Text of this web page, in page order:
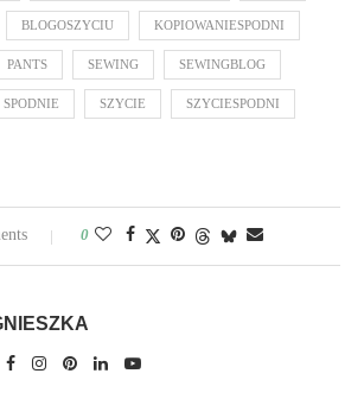
BLOGOSZYCIU KOPIOWANIESPODNI
PANTS SEWING SEWINGBLOG
SPODNIE SZYCIE SZYCIESPODNI
0